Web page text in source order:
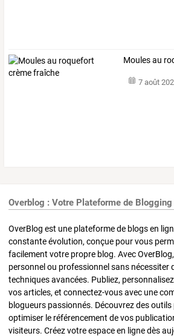
Moules au
7 août
Overblog : Votre Plateforme de
OverBlog est une plateforme de blogs en
constante évolution, conçue pour vous
facilement votre propre blog. Avec
personnel ou professionnel sans nécessiter
techniques avancées. Publiez,
vos articles, et connectez-vous avec une
blogueurs passionnés. Découvrez des
optimiser le référencement de vos
visiteurs. Créez votre espace en ligne dès